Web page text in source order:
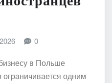
0
в Польше
одним